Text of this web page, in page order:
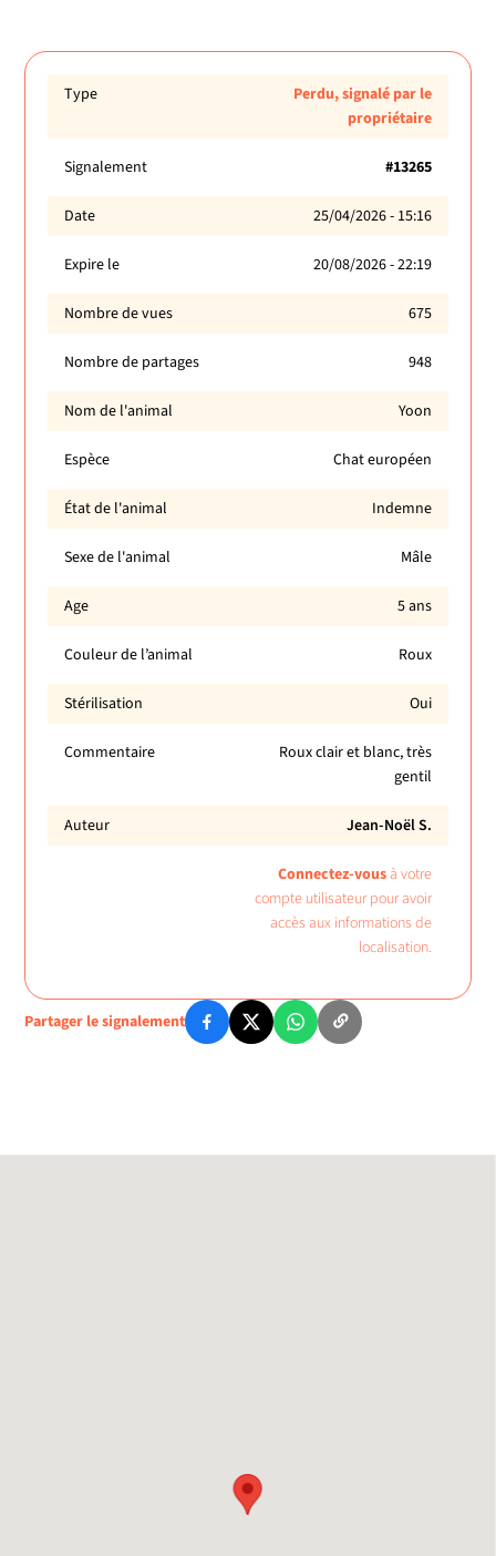
Type
Perdu, signalé par le
propriétaire
Signalement #13265
Date 25/04/2026 - 15:16
Expire le 20/08/2026 - 22:19
Nombre de vues 675
Nombre de partages 948
Nom de l'animal Yoon
Espèce Chat européen
État de l'animal Indemne
Sexe de l'animal Mâle
Age 5 ans
Couleur de l’animal Roux
Stérilisation Oui
Commentaire
Roux clair et blanc, très
gentil
Auteur Jean-Noël S.
Connectez-vousà votre
compte utilisateur pour avoir
accès aux informations de
localisation.
Partager le signalement